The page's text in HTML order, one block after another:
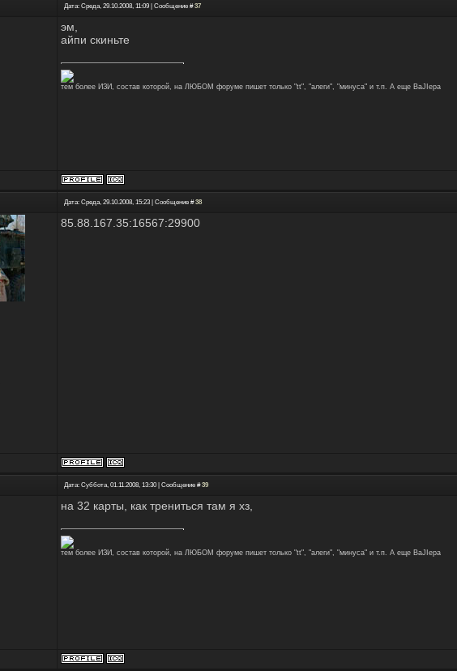
Дата: Среда, 29.10.2008, 11:09 | Сообщение #37
эм,
айпи скиньте
тем более ИЗИ, состав которой, на ЛЮБОМ форуме пишет только "tt", "алеги", "минуса" и т.п. А еще BaJIepa
Дата: Среда, 29.10.2008, 15:23 | Сообщение #38
85.88.167.35:16567:29900
Дата: Суббота, 01.11.2008, 13:30 | Сообщение #39
на 32 карты, как трениться там я хз,
тем более ИЗИ, состав которой, на ЛЮБОМ форуме пишет только "tt", "алеги", "минуса" и т.п. А еще BaJIepa